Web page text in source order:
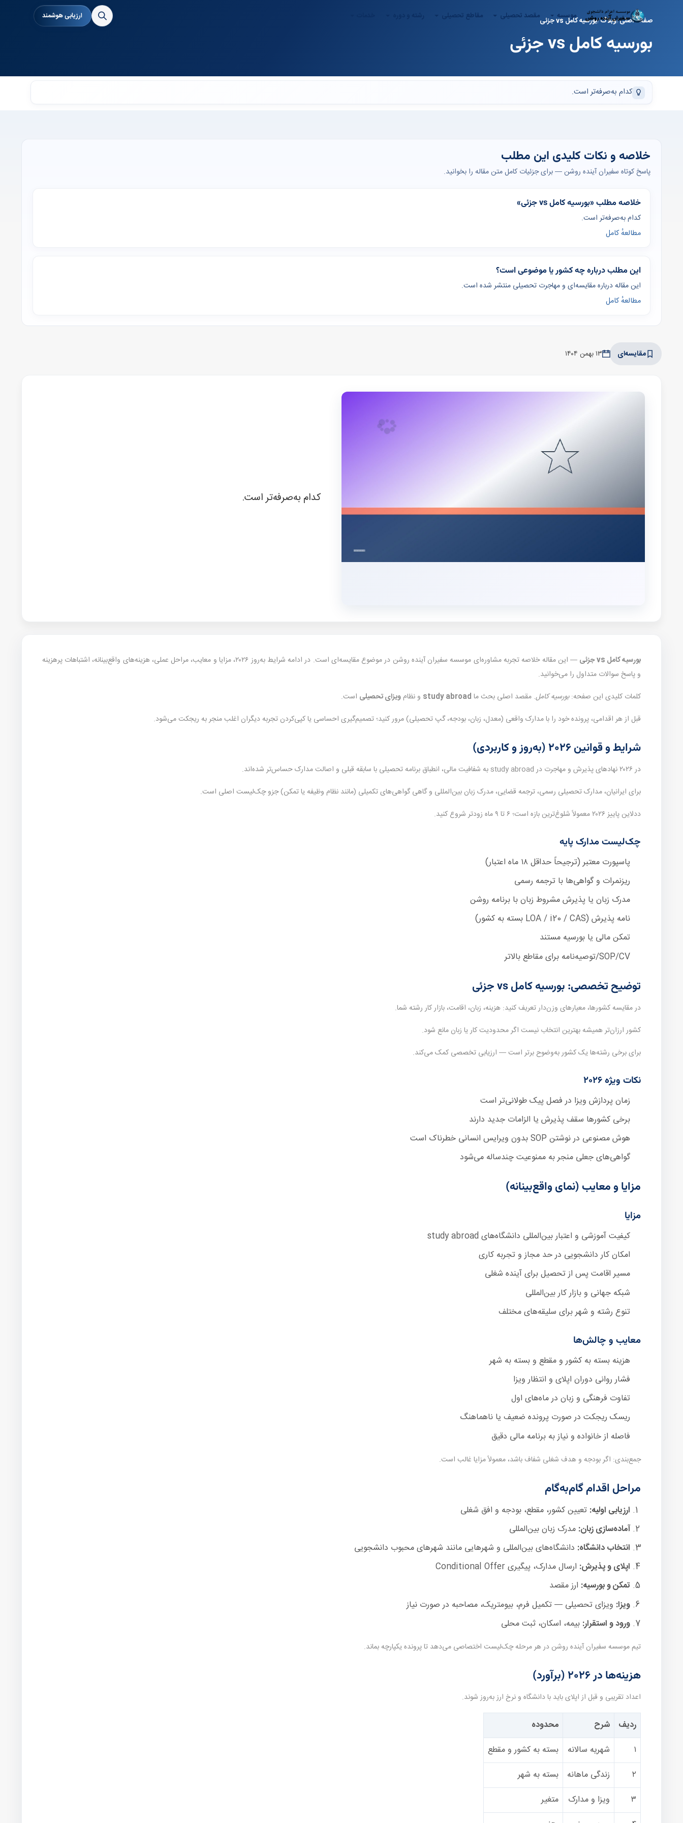
ارزیابی هوشمند موسسه مقصد تحصیلی مقاطع تحصیلی صفحه اصلی وبلاگ بورسیه کامل vs جزئی
بورسیه کامل vs جزئی
کدام به‌صرفه‌تر است.
خلاصه و نکات کلیدی این مطلب
پاسخ کوتاه سفیران آینده روشن — برای جزئیات کامل متن مقاله را بخوانید.
خلاصه مطلب «بورسیه کامل vs جزئی»
کدام به‌صرفه‌تر است.
مطالعهٔ کامل
این مطلب درباره چه کشور یا موضوعی است؟
این مقاله درباره مقایسه‌ای و مهاجرت تحصیلی منتشر شده است.
مطالعهٔ کامل
مقایسه‌ای ۱۳ بهمن ۱۴۰۴
کدام به‌صرفه‌تر است.
بورسیه کامل vs جزئی
— این مقاله خلاصه تجربه مشاوره‌ای موسسه سفیران آینده روشن در موضوع مقایسه‌ای است. در ادامه شرایط به‌روز ۲۰۲۶، مزایا و معایب، مراحل عملی، هزینه‌های واقع‌بینانه، اشتباهات پرهزینه
و پاسخ سوالات متداول را می‌خوانید.
کلمات کلیدی این صفحه:بورسیه کامل. مقصد اصلی بحث ما study abroad و نظام ویزای تحصیلی است.
قبل از هر اقدامی، پرونده خود را با مدارک واقعی (معدل، زبان، بودجه، گپ تحصیلی) مرور کنید؛ تصمیم‌گیری احساسی یا کپی‌کردن تجربه دیگران اغلب منجر به ریجکت می‌شود.
شرایط و قوانین ۲۰۲۶ (به‌روز و کاربردی)
در ۲۰۲۶ نهادهای پذیرش و مهاجرت در study abroad به شفافیت مالی، انطباق برنامه تحصیلی با سابقه قبلی و اصالت مدارک حساس‌تر شده‌اند.
برای ایرانیان، مدارک تحصیلی رسمی، ترجمه قضایی، مدرک زبان بین‌المللی و گاهی گواهی‌های تکمیلی (مانند نظام وظیفه یا تمکن) جزو چک‌لیست اصلی است.
ددلاین پاییز ۲۰۲۶ معمولاً شلوغ‌ترین بازه است؛ ۶ تا ۹ ماه زودتر شروع کنید.
چک‌لیست مدارک پایه
پاسپورت معتبر (ترجیحاً حداقل ۱۸ ماه اعتبار)
ریزنمرات و گواهی‌ها با ترجمه رسمی
مدرک زبان یا پذیرش مشروط زبان با برنامه روشن
نامه پذیرش (LOA / i20 / CAS بسته به کشور)
تمکن مالی یا بورسیه مستند
SOP/CV/توصیه‌نامه برای مقاطع بالاتر
توضیح تخصصی: بورسیه کامل vs جزئی
در مقایسه کشورها، معیارهای وزن‌دار تعریف کنید: هزینه، زبان، اقامت، بازار کار رشته شما.
کشور ارزان‌تر همیشه بهترین انتخاب نیست اگر محدودیت کار یا زبان مانع شود.
برای برخی رشته‌ها یک کشور به‌وضوح برتر است — ارزیابی تخصصی کمک می‌کند.
نکات ویژه ۲۰۲۶
زمان پردازش ویزا در فصل پیک طولانی‌تر است
برخی کشورها سقف پذیرش یا الزامات جدید دارند
هوش مصنوعی در نوشتن SOP بدون ویرایس انسانی خطرناک است
گواهی‌های جعلی منجر به ممنوعیت چندساله می‌شود
مزایا و معایب (نمای واقع‌بینانه)
مزایا
کیفیت آموزشی و اعتبار بین‌المللی دانشگاه‌های study abroad
امکان کار دانشجویی در حد مجاز و تجربه کاری
مسیر اقامت پس از تحصیل برای آینده شغلی
شبکه جهانی و بازار کار بین‌المللی
تنوع رشته و شهر برای سلیقه‌های مختلف
معایب و چالش‌ها
هزینه بسته به کشور و مقطع و بسته به شهر
فشار روانی دوران اپلای و انتظار ویزا
تفاوت فرهنگی و زبان در ماه‌های اول
ریسک ریجکت در صورت پرونده ضعیف یا ناهماهنگ
فاصله از خانواده و نیاز به برنامه مالی دقیق
جمع‌بندی: اگر بودجه و هدف شغلی شفاف باشد، معمولاً مزایا غالب است.
مراحل اقدام گام‌به‌گام
ارزیابی اولیه: تعیین کشور، مقطع، بودجه و افق شغلی
آماده‌سازی زبان: مدرک زبان بین‌المللی
انتخاب دانشگاه: دانشگاه‌های بین‌المللی و شهرهایی مانند شهرهای محبوب دانشجویی
اپلای و پذیرش: ارسال مدارک، پیگیری Conditional Offer
تمکن و بورسیه: ارز مقصد
ویزا: ویزای تحصیلی — تکمیل فرم، بیومتریک، مصاحبه در صورت نیاز
ورود و استقرار: بیمه، اسکان، ثبت محلی
تیم موسسه سفیران آینده روشن در هر مرحله چک‌لیست اختصاصی می‌دهد تا پرونده یکپارچه بماند.
هزینه‌ها در ۲۰۲۶ (برآورد)
اعداد تقریبی و قبل از اپلای باید با دانشگاه و نرخ ارز به‌روز شوند.
ردیف شرح
محدوده
۱
شهریه سالانه
بسته به کشور و مقطع
۲
زندگی ماهانه
بسته به شهر
۳
ویزا و مدارک
متغیر